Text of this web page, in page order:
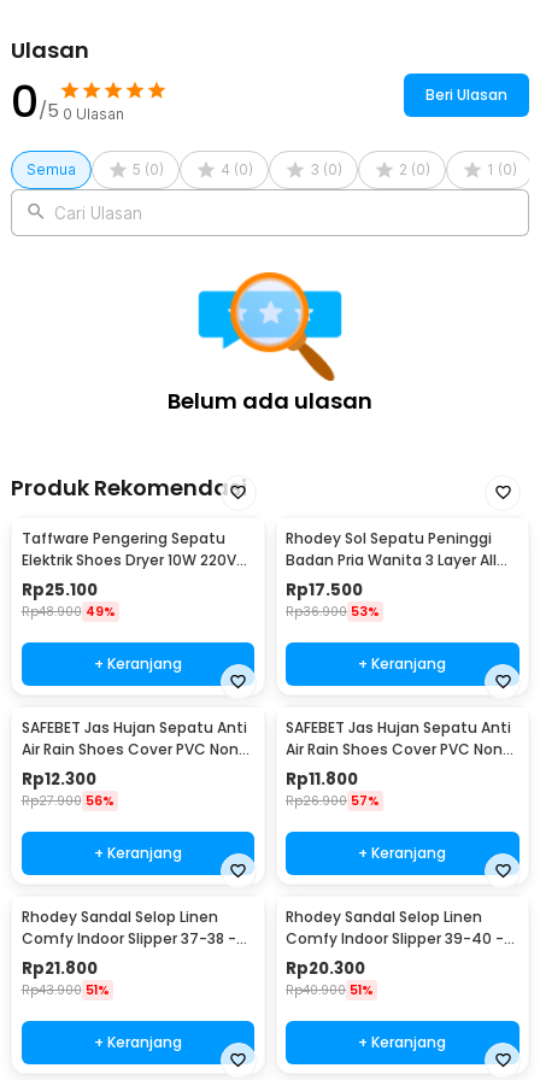
Rincian yang Anda dapatkan untuk pembelian produk ini:
1 x Pasang Rhodey Insole Sepatu Orthopedic Breathable Latex
Memory Foam - GO1
Ulasan
0/5 0 Ulasan
Beri Ulasan
Semua 5 (0) 4 (0) 3 (0) 2 (0) 1 (0)
Cari Ulasan
Belum ada ulasan
Produk Rekomendasi
Taffware Pengering Sepatu
Elektrik Shoes Dryer 10W 220V
EU Plug - TPS2
Rp25.100
Rp48.900 49%
+ Keranjang
Rhodey Sol Sepatu Peninggi
Badan Pria Wanita 3 Layer All
Size - C-728
Rp17.500
Rp36.900 53%
+ Keranjang
SAFEBET Jas Hujan Sepatu Anti
Air Rain Shoes Cover PVC Non
Slip Strap M 37-39 - H-101
Rp12.300
Rp27.900 56%
+ Keranjang
SAFEBET Jas Hujan Sepatu Anti
Air Rain Shoes Cover PVC Non
Slip Strap XL 42-43 - H-101
Rp11.800
Rp26.900 57%
+ Keranjang
Rhodey Sandal Selop Linen
Comfy Indoor Slipper 37-38 -
YT22
Rp21.800
Rp43.900 51%
+ Keranjang
Rhodey Sandal Selop Linen
Comfy Indoor Slipper 39-40 -
YT22
Rp20.300
Rp40.900 51%
+ Keranjang